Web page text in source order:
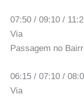
07:50 / 09:10 /
Via
Passagem no
06:15 / 07:10 /
Via